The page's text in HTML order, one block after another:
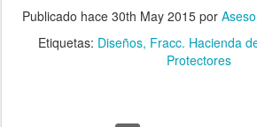
Publicado hace 30th May 2015 por
Etiquetas: Diseños Fracc. Hacienda
Protectores